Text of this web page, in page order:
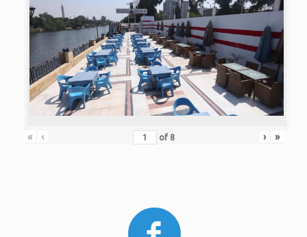
« ‹ of 8 › »